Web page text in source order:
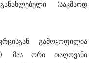
(საკმაოდ
გამოყოფილია
მას ორი თაღოვანი